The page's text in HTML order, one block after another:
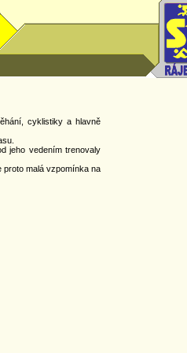
cyklistiky a hlavně
jeho vedením trenovaly
proto malá vzpomínka na